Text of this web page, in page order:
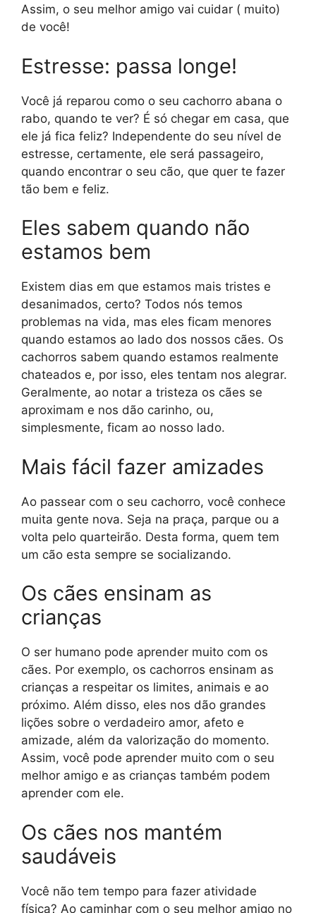
Assim, o seu melhor amigo vai cuidar ( muito)
de você!
Estresse: passa longe!
Você já reparou como o seu cachorro abana o
rabo, quando te ver? É só chegar em casa, que
ele já fica feliz? Independente do seu nível de
estresse, certamente, ele será passageiro,
quando encontrar o seu cão, que quer te fazer
tão bem e feliz.
Eles sabem quando não
estamos bem
Existem dias em que estamos mais tristes e
desanimados, certo? Todos nós temos
problemas na vida, mas eles ficam menores
quando estamos ao lado dos nossos cães. Os
cachorros sabem quando estamos realmente
chateados e, por isso, eles tentam nos alegrar.
Geralmente, ao notar a tristeza os cães se
aproximam e nos dão carinho, ou,
simplesmente, ficam ao nosso lado.
Mais fácil fazer amizades
Ao passear com o seu cachorro, você conhece
muita gente nova. Seja na praça, parque ou a
volta pelo quarteirão. Desta forma, quem tem
um cão esta sempre se socializando.
Os cães ensinam as
crianças
O ser humano pode aprender muito com os
cães. Por exemplo, os cachorros ensinam as
crianças a respeitar os limites, animais e ao
próximo. Além disso, eles nos dão grandes
lições sobre o verdadeiro amor, afeto e
amizade, além da valorização do momento.
Assim, você pode aprender muito com o seu
melhor amigo e as crianças também podem
aprender com ele.
Os cães nos mantém
saudáveis
Você não tem tempo para fazer atividade
física? Ao caminhar com o seu melhor amigo no